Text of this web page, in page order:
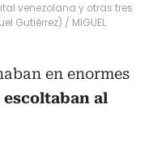
venezolana y otras tres
Gutiérrez) / MIGUEL
en enormes
escoltaban al